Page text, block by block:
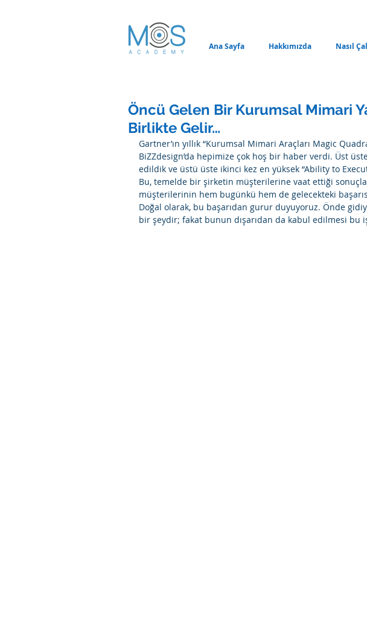
Ana Sayfa Hakkımızda Nasıl
Öncü Gelen Bir Kurumsal Mimari
Birlikte Gelir…
Gartner’ın yıllık “Kurumsal Mimari Araçları Magic
BiZZdesign’da hepimize çok hoş bir haber verdi. Üst
edildik ve üstü üste ikinci kez en yüksek “Ability to
Bu, temelde bir şirketin müşterilerine vaat ettiği
müşterilerinin hem bugünkü hem de gelecekteki
Doğal olarak, bu başarıdan gurur duyuyoruz. Önde
bir şeydir; fakat bunun dışarıdan da kabul edilmesi bu